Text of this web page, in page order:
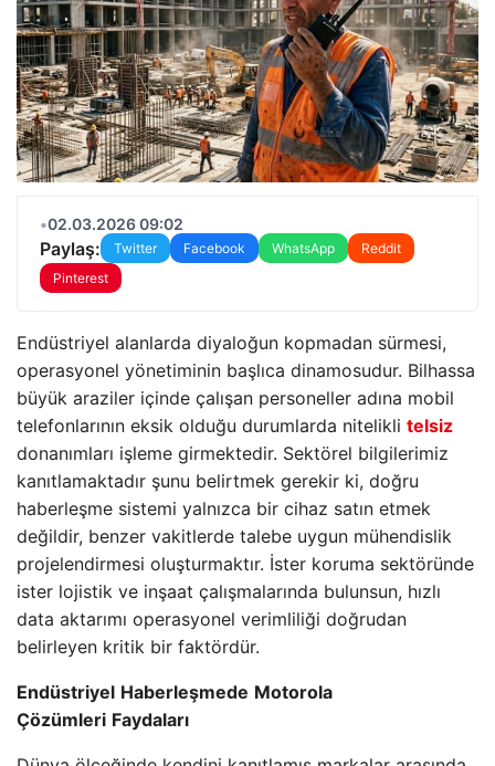
•02.03.2026 09:02
Paylaş: Twitter Facebook WhatsApp
Reddit
Pinterest
Endüstriyel alanlarda diyaloğun kopmadan sürmesi,
operasyonel yönetiminin başlıca dinamosudur. Bilhassa
büyük araziler içinde çalışan personeller adına mobil
telefonlarının eksik olduğu durumlarda nitelikli telsiz
donanımları işleme girmektedir. Sektörel bilgilerimiz
kanıtlamaktadır şunu belirtmek gerekir ki, doğru
haberleşme sistemi yalnızca bir cihaz satın etmek
değildir, benzer vakitlerde talebe uygun mühendislik
projelendirmesi oluşturmaktır. İster koruma sektöründe
ister lojistik ve inşaat çalışmalarında bulunsun, hızlı
data aktarımı operasyonel verimliliği doğrudan
belirleyen kritik bir faktördür.
Endüstriyel Haberleşmede Motorola
Çözümleri Faydaları